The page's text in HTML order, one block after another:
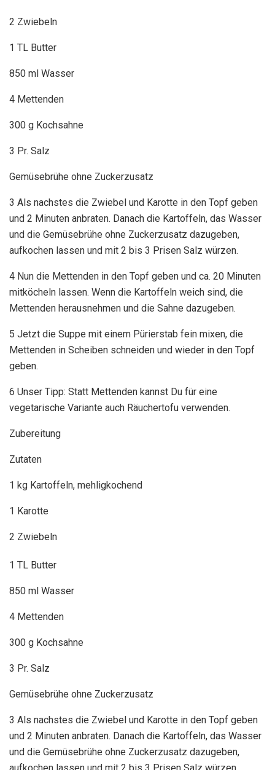
2 Zwiebeln
1 TL Butter
850 ml Wasser
4 Mettenden
300 g Kochsahne
3 Pr. Salz
Gemüsebrühe ohne Zuckerzusatz
3 Als nachstes die Zwiebel und Karotte in den Topf geben
und 2 Minuten anbraten. Danach die Kartoffeln, das Wasser
und die Gemüsebrühe ohne Zuckerzusatz dazugeben,
aufkochen lassen und mit 2 bis 3 Prisen Salz würzen.
4 Nun die Mettenden in den Topf geben und ca. 20 Minuten
mitköcheln lassen. Wenn die Kartoffeln weich sind, die
Mettenden herausnehmen und die Sahne dazugeben.
5 Jetzt die Suppe mit einem Pürierstab fein mixen, die
Mettenden in Scheiben schneiden und wieder in den Topf
geben.
6 Unser Tipp: Statt Mettenden kannst Du für eine
vegetarische Variante auch Räuchertofu verwenden.
Zubereitung
Zutaten
1 kg Kartoffeln, mehligkochend
1 Karotte
2 Zwiebeln
1 TL Butter
850 ml Wasser
4 Mettenden
300 g Kochsahne
3 Pr. Salz
Gemüsebrühe ohne Zuckerzusatz
3 Als nachstes die Zwiebel und Karotte in den Topf geben
und 2 Minuten anbraten. Danach die Kartoffeln, das Wasser
und die Gemüsebrühe ohne Zuckerzusatz dazugeben,